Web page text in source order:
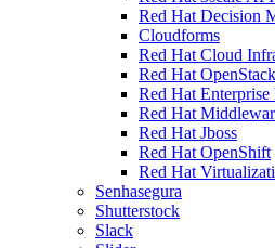
Red Hat Decision
Cloudforms
Red Hat Cloud
Red Hat
Red Hat
Red Hat
Red Hat Jboss
Red Hat OpenShift
Red Hat
Senhasegura
Shutterstock
Slack